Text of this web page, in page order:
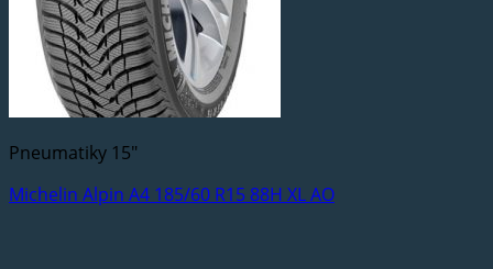
Pneumatiky 15"
Michelin Alpin A4 185/60 R15 88H XL AO